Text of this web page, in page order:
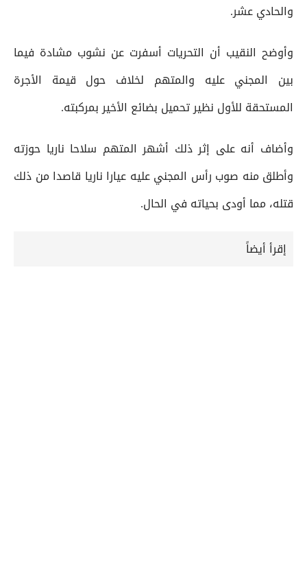
والحادي عشر.
وأوضح النقيب أن التحريات أسفرت عن نشوب مشادة فيما
بين المجني عليه والمتهم لخلاف حول قيمة الأجرة
المستحقة للأول نظير تحميل بضائع الأخير بمركبته.
وأضاف أنه على إثر ذلك أشهر المتهم سلاحا ناريا حوزته
وأطلق منه صوب رأس المجني عليه عيارا ناريا قاصدا من ذلك
قتله، مما أودى بحياته في الحال.
إقرأ أيضاً